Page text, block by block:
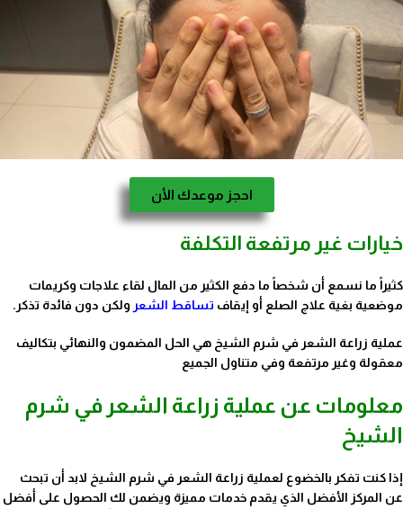
احجز موعدك الأن
خيارات غير مرتفعة التكلفة
كثيراً ما نسمع أن شخصاً ما دفع الكثير من المال لقاء علاجات وكريمات
موضعية بغية علاج الصلع أو إيقاف تساقط الشعر ولكن دون فائدة تذكر.
عملية زراعة الشعر في شرم الشيخ هي الحل المضمون والنهائي بتكاليف
معقولة وغير مرتفعة وفي متناول الجميع
معلومات عن عملية زراعة الشعر في شرم
الشيخ
إذا كنت تفكر بالخضوع لعملية زراعة الشعر في شرم الشيخ لابد أن تبحث
عن المركز الأفضل الذي يقدم خدمات مميزة ويضمن لك الحصول على أفضل